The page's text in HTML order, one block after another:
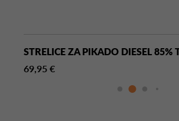
STRELICE ZA PIKADO DIESEL 85%
69,95 €